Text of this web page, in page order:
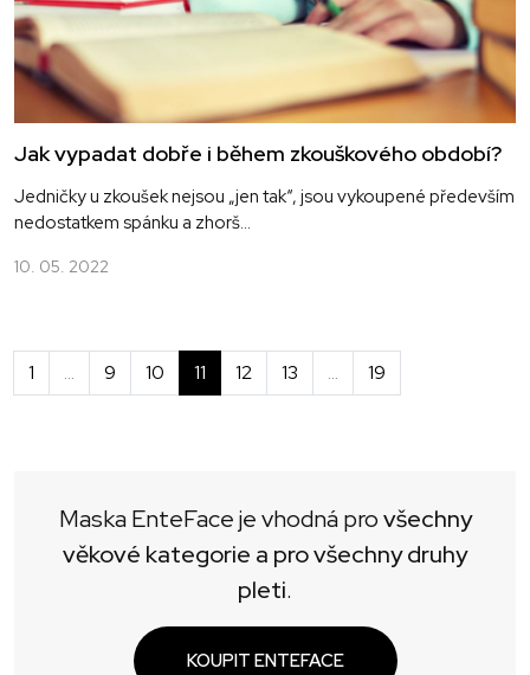
Jak vypadat dobře i během zkouškového období?
Jedničky u zkoušek nejsou „jen tak“, jsou vykoupené především
nedostatkem spánku a zhorš...
10. 05. 2022
1 … 9 10 11 12 13 … 19
Maska EnteFace je vhodná provšechny
věkové kategorie a pro všechny druhy
pleti.
KOUPIT ENTEFACE